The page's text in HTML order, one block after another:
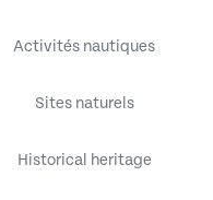
Activités nautiques
Sites naturels
Historical heritage